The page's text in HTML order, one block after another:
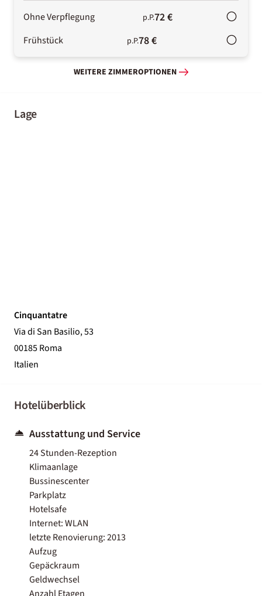
Ohne Verpflegung p.P.72 €
Frühstück p.P.78 €
WEITERE ZIMMEROPTIONEN
Lage
Cinquantatre
Via di San Basilio, 53
00185 Roma
Italien
Hotelüberblick
Ausstattung und Service
24 Stunden-Rezeption
Klimaanlage
Bussinescenter
Parkplatz
Hotelsafe
Internet: WLAN
letzte Renovierung: 2013
Aufzug
Gepäckraum
Geldwechsel